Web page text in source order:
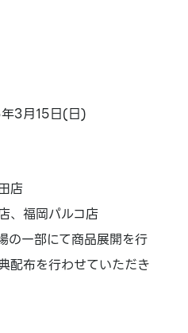
3月15日(日)
店
、福岡パルコ店
の一部にて商品展開を行
配布を行わせていただき